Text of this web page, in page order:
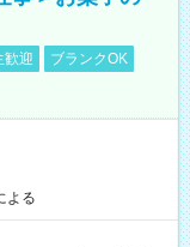
歓迎
ブランクOK
よる